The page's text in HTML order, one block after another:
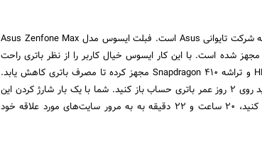
چهارمین گوشی لیست بهترین باتری گوشی، مربوط به شرکت تایوانی Asus است. فبلت ایسوس مدل Asus Zenfone Max
۵۰۰۰ میلی آمپر ساعت مجهز شده است. با این کار ایسوس خیال کاربر را از نظر باتری راحت
کرده است. ایسوس این فبلت را به صفحه نمایش HD و تراشه Snapdragon 410 مجهز کرده تا مصرف باتری کاهش یابد.
استقامت باتری این فبلت ۱۲۱ ساعت بوده و می‌توانید روی ۲ روز عمر باتری حساب باز کنید. شما با یک بار شارژ کردن این
فبلت می‌توانید ۲۷ ساعت و ۴۷ دقیقه ۳G صحبت کنید، ۲۰ ساعت و ۲۲ دقیقه به به مرور سایت‌های مورد علاقه خود